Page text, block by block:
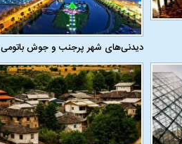
دیدنی‌های شهر پرجنب و جوش باتومی